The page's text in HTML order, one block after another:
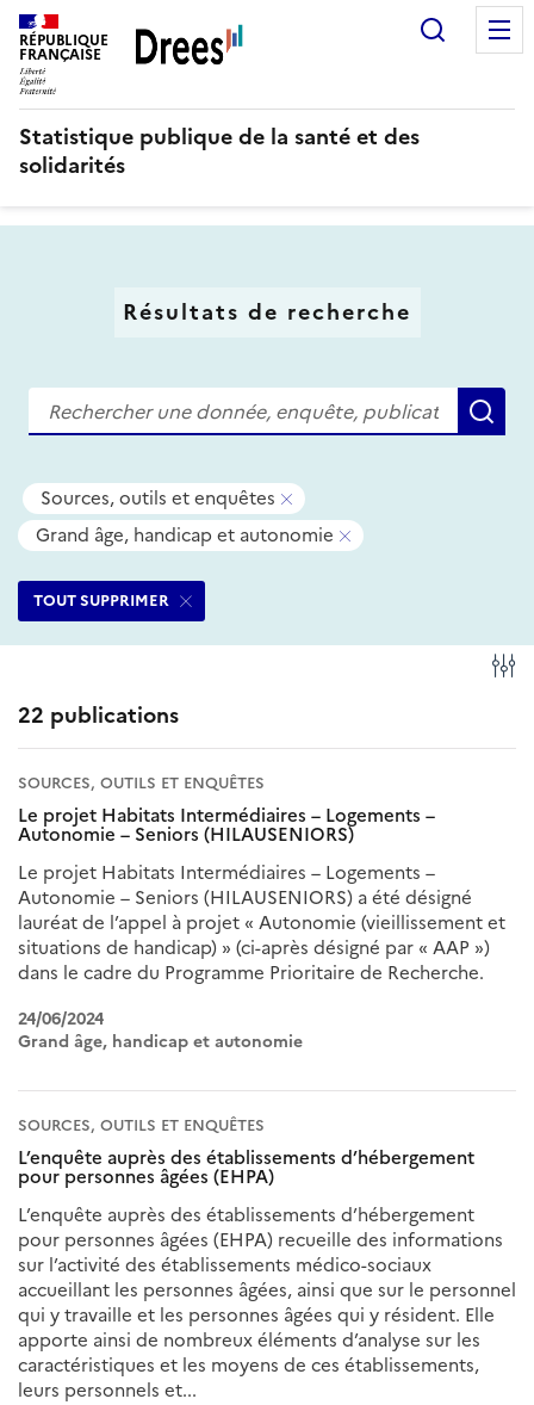
Aller
au
contenu
principal
RÉPUBLIQUE
FRANÇAISE
Statistique publique de la santé et des
solidarités
Résultats de recherche
Recherche
Tous
les
filtres
Sources, outils et enquêtes
Supprimer
ce
Grand âge, handicap et autonomie
TOUT SUPPRIMER
22 publications
SOURCES, OUTILS ET ENQUÊTES
Le projet Habitats Intermédiaires – Logements –
Autonomie – Seniors (HILAUSENIORS)
Le projet Habitats Intermédiaires – Logements –
Autonomie – Seniors (HILAUSENIORS) a été désigné
lauréat de l’appel à projet « Autonomie (vieillissement et
situations de handicap) » (ci-après désigné par « AAP »)
dans le cadre du Programme Prioritaire de Recherche.
24/06/2024
Grand âge, handicap et autonomie
SOURCES, OUTILS ET ENQUÊTES
L’enquête auprès des établissements d’hébergement
pour personnes âgées (EHPA)
L’enquête auprès des établissements d’hébergement
pour personnes âgées (EHPA) recueille des informations
sur l’activité des établissements médico-sociaux
accueillant les personnes âgées, ainsi que sur le personnel
qui y travaille et les personnes âgées qui y résident. Elle
apporte ainsi de nombreux éléments d’analyse sur les
caractéristiques et les moyens de ces établissements,
leurs personnels et...